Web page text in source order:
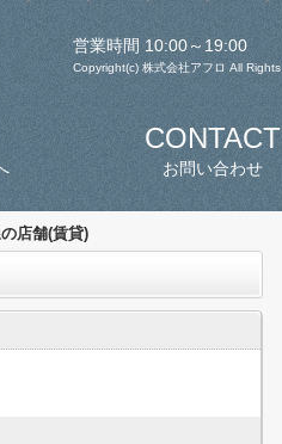
営業時間 10:00～19:00
Copyright(c) 株式会社アフロ All Rights
CONTACT
お問い合わせ
店舗(賃貸)